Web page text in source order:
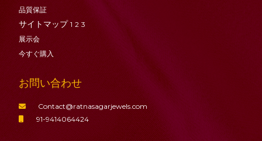
品質保証
サイトマップ 1 2 3
展示会
今すぐ購入
お問い合わせ
Contact@ratnasagarjewels.com
91-9414064424